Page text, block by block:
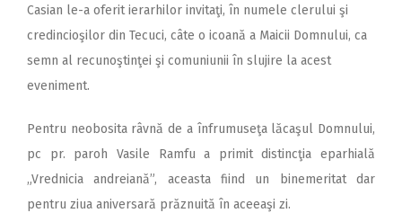
Casian le-a oferit ierarhilor invitaţi, în numele clerului şi
credincioşilor din Tecuci, câte o icoană a Maicii Domnului, ca
semn al recunoştinţei şi comuniunii în slujire la acest
eveniment.
Pentru neobosita râvnă de a înfrumuseţa lăcaşul Domnului,
pc pr. paroh Vasile Ramfu a primit distincţia eparhială
„Vrednicia andreiană”, aceasta fiind un binemeritat dar
pentru ziua aniversară prăznuită în aceeaşi zi.